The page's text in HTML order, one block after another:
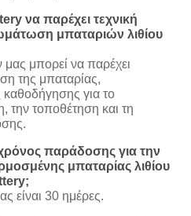
να παρέχει τεχνική
μπαταριών λιθίου
μπορεί να παρέχει
της μπαταρίας,
για το
την τοποθέτηση και τη
χρόνος παράδοσης για την
μπαταρίας λιθίου
είναι 30 ημέρες.